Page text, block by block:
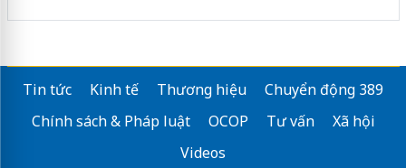
Tin tức Kinh tế Thương hiệu
Chuyển động 389
Chính sách & Pháp luật
OCOP Tư vấn
Xã hội
Videos